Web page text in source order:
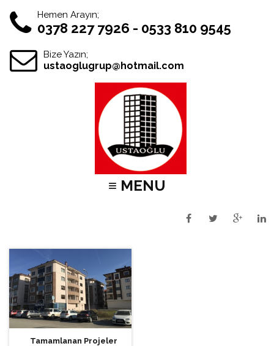
Hemen Arayın;
0378 227 7926 - 0533 810 9545
Bize Yazın;
ustaoglugrup@hotmail.com
≡ MENU
Tamamlanan Projeler